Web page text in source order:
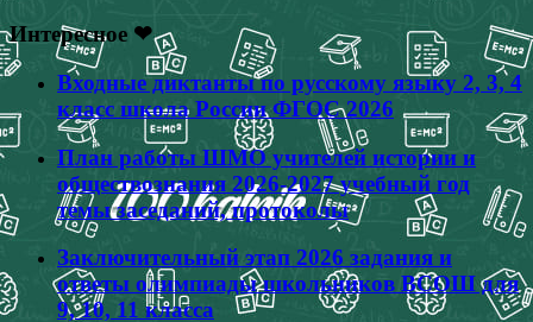
Интересное ❤
Входные диктанты по русскому языку 2, 3, 4
класс школа России ФГОС 2026
План работы ШМО учителей истории и
обществознания 2026-2027 учебный год
темы заседаний, протоколы
Заключительный этап 2026 задания и
ответы олимпиады школьников ВСОШ для
9, 10, 11 класса